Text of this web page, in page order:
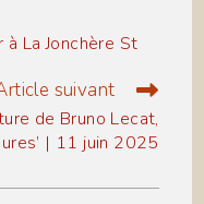
à La Jonchère St
suivant
de Bruno Lecat,
| 11 juin 2025